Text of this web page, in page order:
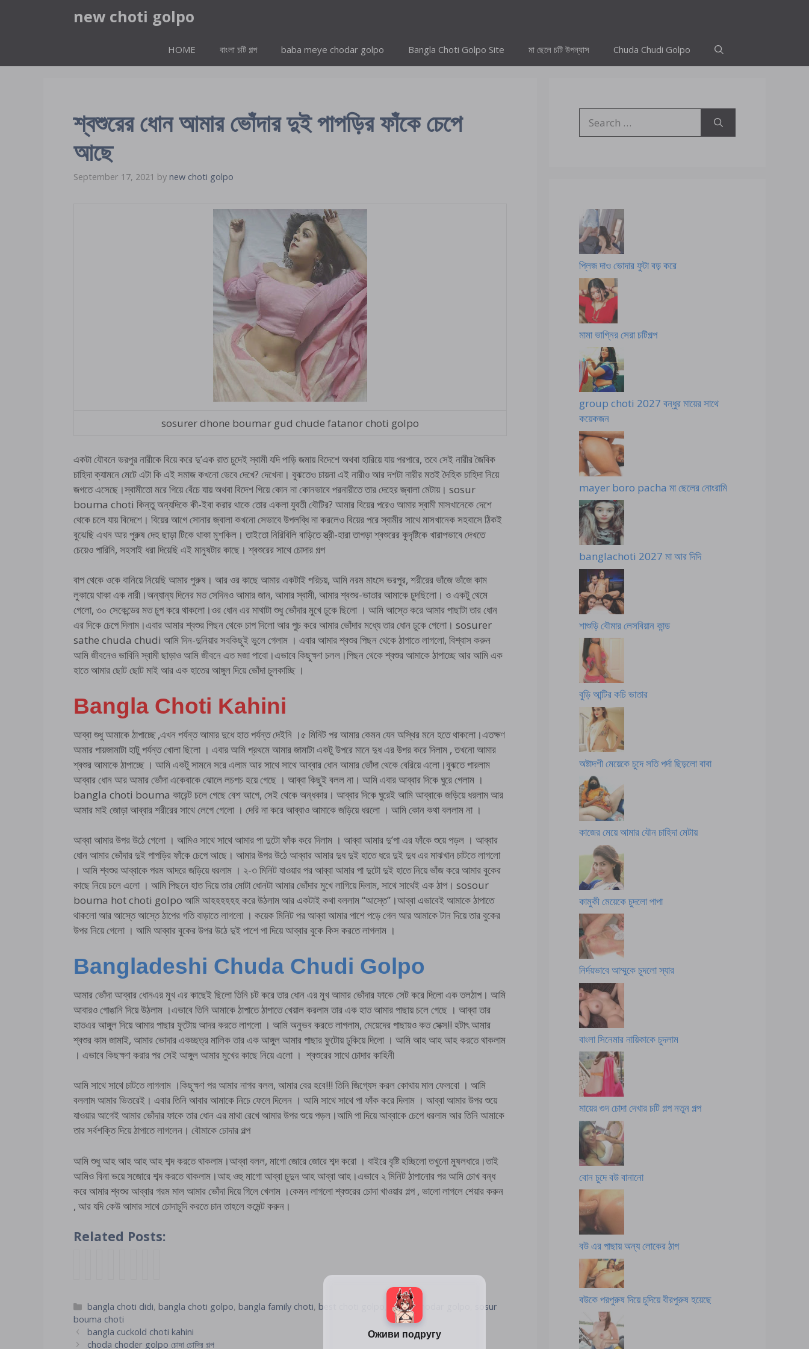
new choti golpo
HOME বাংলা চটি গল্প baba meye chodar golpo Bangla Choti Golpo Site মা ছেলে চটি উপন্যাস Chuda Chudi Golpo
শ্বশুরের ধোন আমার ভোঁদার দুই পাপড়ির ফাঁকে চেপে
আছে
September 17, 2021 by new choti golpo
sosurer dhone boumar gud chude fatanor choti golpo
একটা যৌবনে ভরপুর নারীকে বিয়ে করে দু’এক রাত চুদেই স্বামী যদি পাড়ি জমায় বিদেশে অথবা হারিয়ে যায় পরপারে, তবে সেই নারীর জৈবিক
চাহিদা ক্যামনে মেটে এটা কি এই সমাজ কখনো ভেবে দেখে? দেখেনা। বুঝতেও চায়না এই নারীও আর দশটা নারীর মতই দৈহিক চাহিদা নিয়ে
জগতে এসেছে।স্বামীতো মরে গিয়ে বেঁচে যায় অথবা বিদেশ গিয়ে কোন না কোনভাবে পরনারীতে তার দেহের জ্বালা মেটায়। sosur
bouma choti কিন্তু অন্যদিকে কী-ইবা করার থাকে তোর একলা যুবতী বৌটির? আমার বিয়ের পরেও আমার স্বামী মাসখানেকে দেশে
থেকে চলে যায় বিদেশে। বিয়ের আগে সোনার জ্বালা কখনো সেভাবে উপলব্ধি না করলেও বিয়ের পরে স্বামীর সাথে মাসখানেক সহবাসে ঠিকই
বুঝেছি এখন আর পুরুষ দেহ ছাড়া টিকে থাকা মুশকিল। তাইতো নিরিবিলি বাড়িতে স্ত্রী-হারা তাগড়া শ্বশুরের কুদৃষ্টিকে খারাপভাবে দেখতে
চেয়েও পারিনি, সহসাই ধরা দিয়েছি এই মানুষটার কাছে। শ্বশুরের সাথে চোদার গল্প
বাপ থেকে ওকে বানিয়ে নিয়েছি আমার পুরুষ। আর ওর কাছে আমার একটাই পরিচয়, আমি নরম মাংসে ভরপুর, শরীরের ভাঁজে ভাঁজে কাম
লুকায়ে থাকা এক নারী।অন্যান্য দিনের মত সেদিনও আমার জান, আমার স্বামী, আমার শ্বশুর-ভাতার আমাকে চুদছিলো। ও একটু থেমে
গেলো, ৩০ সেকেন্ডের মত চুপ করে থাকলো।ওর ধোন এর মাথাটা শুধু ভোঁদার মুখে ঢুকে ছিলো । আমি আস্তে করে আমার পাছাটা তার ধোন
এর দিকে চেপে দিলাম।এবার আমার শ্বশুর পিছন থেকে চাপ দিলো আর পুচ করে আমার ভোঁদার মধ্যে তার ধোন ঢুকে গেলো। sosurer
sathe chuda chudi আমি দিন-দুনিয়ার সবকিছুই ভুলে গেলাম । এবার আমার শ্বশুর পিছন থেকে ঠাপাতে লাগলো, বিশ্বাস করুন
আমি জীবনেও ভাবিনি স্বামী ছাড়াও আমি জীবনে এত মজা পাবো।এভাবে কিছুক্ষণ চলল।পিছন থেকে শ্বশুর আমাকে ঠাপাচ্ছে আর আমি এক
হাতে আমার ছোট ছোট মাই আর এক হাতের আঙ্গুল দিয়ে ভোঁদা চুলকাচ্ছি ।
Bangla Choti Kahini
আব্বা শুধু আমাকে ঠাপাচ্ছে ,এখন পর্যন্ত আমার দুধে হাত পর্যন্ত দেইনি ।৫ মিনিট পর আমার কেমন যেন অস্থির মনে হতে থাকলো।এতক্ষণ
আমার পায়জামাটা হাটু পর্যন্ত খোলা ছিলো । এবার আমি প্রথমে আমার জামাটা একটু উপরে মানে দুধ এর উপর করে দিলাম , তখনো আমার
শ্বশুর আমাকে ঠাপাচ্ছে । আমি একটু সামনে সরে এলাম আর সাথে সাথে আব্বার ধোন আমার ভোঁদা থেকে বেরিয়ে এলো।বুঝতে পারলাম
আব্বার ধোন আর আমার ভোঁদা একেবাকে ঝোলে লচপচ হয়ে গেছে । আব্বা কিছুই বলল না। আমি এবার আব্বার দিকে ঘুরে গেলাম ।
bangla choti bouma কারেন্ট চলে গেছে বেশ আগে, সেই থেকে অন্ধকার। আব্বার দিকে ঘুরেই আমি আব্বাকে জড়িয়ে ধরলাম আর
আমার মাই জোড়া আব্বার শরীরের সাথে লেগে গেলো । দেরি না করে আব্বাও আমাকে জড়িয়ে ধরলো । আমি কোন কথা বললাম না ।
আব্বা আমার উপর উঠে গেলো । আমিও সাথে সাথে আমার পা দুটো ফাঁক করে দিলাম । আব্বা আমার দু’পা এর ফাঁকে শুয়ে পড়ল । আব্বার
ধোন আমার ভোঁদার দুই পাপড়ির ফাঁকে চেপে আছে। আমার উপর উঠে আব্বার আমার দুধ দুই হাতে ধরে দুই দুধ এর মাঝখান চাটতে লাগলো
। আমি শ্বশুর আব্বাকে পরম আদরে জড়িয়ে ধরলাম । ২-৩ মিনিট যাওয়ার পর আব্বা আমার পা দুটো দুই হাতে নিয়ে ভাঁজ করে আমার বুকের
কাছে নিয়ে চলে এলো । আমি পিছনে হাত দিয়ে তার মোটা ধোনটা আমার ভোঁদার মুখে লাগিয়ে দিলাম, সাথে সাথেই এক ঠাপ। sosour
bouma hot choti golpo আমি আহহহহহহ করে উঠলাম আর একটাই কথা বললাম “আস্তে”।আব্বা এভাবেই আমাকে ঠাপাতে
থাকলো আর আস্তে আস্তে ঠাপের গতি বাড়াতে লাগলো । কয়েক মিনিট পর আব্বা আমার পাশে পড়ে গেল আর আমাকে টান দিয়ে তার বুকের
উপর নিয়ে গেলো । আমি আব্বার বুকের উপর উঠে দুই পাশে পা দিয়ে আব্বার বুকে কিস করতে লাগলাম ।
Bangladeshi Chuda Chudi Golpo
আমার ভোঁদা আব্বার ধোনএর মুখ এর কাছেই ছিলো তিনি চট করে তার ধোন এর মুখ আমার ভোঁদার ফাকে সেট করে দিলো এক তলঠাপ। আমি
আবারও গোঙানি দিয়ে উঠলাম ।এভাবে তিনি আমাকে ঠাপাতে ঠাপাতে খেয়াল করলাম তার এক হাত আমার পাছায় চলে গেছে । আব্বা তার
হাতএর আঙ্গুল দিয়ে আমার পাছার ফুটোয় আদর করতে লাগলো । আমি অনুভব করতে লাগলাম, মেয়েদের পাছায়ও কত সেক্স!! হটাৎ আমার
শ্বশুর কাম জামাই, আমার ভোদার একচ্ছত্র মালিক তার এক আঙ্গুল আমার পাছার ফুটোয় ঢুকিয়ে দিলো । আমি আহ আহ আহ করতে থাকলাম
। এভাবে কিছক্ষণ করার পর সেই আঙ্গুল আমার মুখের কাছে নিয়ে এলো । শ্বশুরের সাথে চোদার কাহিনী
আমি সাথে সাথে চাটতে লাগলাম ।কিছুক্ষণ পর আমার নাগর বলল, আমার বের হবে!!! তিনি জিগ্যেস করল কোথায় মাল ফেলবো । আমি
বললাম আমার ভিতরেই। এবার তিনি আবার আমাকে নিচে ফেলে দিলেন । আমি সাথে সাথে পা ফাঁক করে দিলাম । আব্বা আমার উপর শুয়ে
যাওয়ার আগেই আমার ভোঁদার ফাকে তার ধোন এর মাথা রেখে আমার উপর শুয়ে পড়ল।আমি পা দিয়ে আব্বাকে চেপে ধরলাম আর তিনি আমাকে
তার সর্বশক্তি দিয়ে ঠাপাতে লাগলেন। বৌমাকে চোদার গল্প
আমি শুধু আহ আহ আহ আহ শব্দ করতে থাকলাম।আব্বা বলল, মাগো জোরে জোরে শব্দ করো । বাইরে বৃষ্টি হচ্ছিলো তখুনো মুষলধারে।তাই
আমিও বিনা ভয়ে সজোরে শব্দ করতে থাকলাম।আহ ওহু মাগো আব্বা চুদুন আহ আব্বা আহ।এভাবে ২ মিনিট ঠাপানোর পর আমি চোখ বন্ধ
করে আমার শ্বশুর আব্বার গরম মাল আমার ভোঁদা দিয়ে গিলে খেলাম ।কেমন লাগলো শ্বশুরের চোদা খাওয়ার গল্প , ভালো লাগলে শেয়ার করুন
, আর যদি কেউ আমার সাথে চোদাচুদি করতে চান তাহলে কমেন্ট করুন।
Related Posts:
র
পা
রি
বা
শ
রী
র
বি
দে
ব
র
আ
নে
র
স্বা
মী
হি
প
রি
শা
ড়ি
উ
দ
আ
মা
কে
সৃ
ন
Categories
bangla choti didi, bangla choti golpo, bangla family choti, best choti golpo pacha chodar golpo
sosur
bouma choti
bangla cuckold choti kahini
choda choder golpo চোদা চোদির গল্প
for:
প্লিজ দাও ভোদার ফুটা বড় করে
মামা ভাগ্নির সেরা চটিগল্প
group choti 2027 বন্ধুর মায়ের সাথে
কয়েকজন
mayer boro pacha মা ছেলের নোংরামি
banglachoti 2027 মা আর দিদি
শাশুড়ি বৌমার লেসবিয়ান কান্ড
বুড়ি আন্টির কচি ভাতার
অষ্টাদশী মেয়েকে চুদে সতি পর্দা ছিড়লো বাবা
কাজের মেয়ে আমার যৌন চাহিদা মেটায়
কামুকী মেয়েকে চুদলো পাপা
নির্দয়ভাবে আম্মুকে চুদলো স্যার
বাংলা সিনেমার নায়িকাকে চুদলাম
মায়ের গুদ চোদা দেখার চটি গল্প নতুন গল্প
বোন চুদে বউ বানানো
বউ এর পাছায় অন্য লোকের ঠাপ
বউকে পরপুরুষ দিয়ে চুদিয়ে বীরপুরুষ হয়েছে